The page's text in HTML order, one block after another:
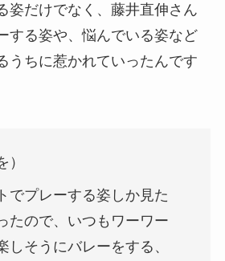
姿だけでなく、藤井直伸さん
する姿や、悩んでいる姿など
うちに惹かれていったんです
）
でプレーする姿しか見た
たので、いつもワーワー
しそうにバレーをする、